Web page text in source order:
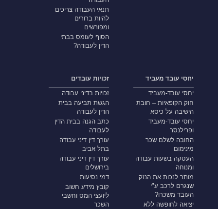
תנאי העבודה צריכים
להיות ברורים
ומפורשים
הסוף לעומס בבתי
הדין לעבודה?
יחסי עובד מעביד
יחסי עובד-מעביד
חוק הקופאיות – חובת
הישיבה על כיסא
יחסי עובד-מעביד
ופרילנסר
החובה לשלם שכר
מינימום
העסקה בשעות עבודה
ומנוחה
מותר לנכות את הנזק
שנגרם לרכב ע"י
העובד משכרו?
יציאה לחופשה ללא
זכויות עובדים
זכויות בדיני עבודה
הגשת תביעה בבית
הדין לעבודה
כתב הגנה בבית הדין
לעבודה
עורך דין דיני עבודה
בתל אביב
עורך דין דיני עבודה
בירושלים
דמי נסיעות
קובץ מידע חשוב
ליועצי המס וחשבי
השכר